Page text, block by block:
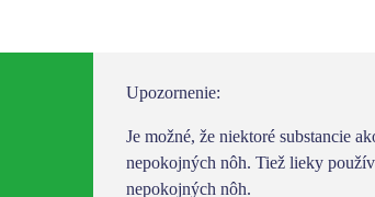
Upozornenie:
Je možné, že niektoré substancie
nepokojných nôh. Tiež lieky
nepokojných nôh.